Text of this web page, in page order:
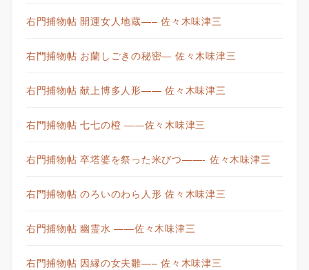
右門捕物帖 開運女人地蔵—– 佐々木味津三
右門捕物帖 お蘭しごきの秘密— 佐々木味津三
右門捕物帖 献上博多人形—— 佐々木味津三
右門捕物帖 七七の橙 ——佐々木味津三
右門捕物帖 卒塔婆を祭った米びつ——- 佐々木味津三
右門捕物帖 のろいのわら人形 佐々木味津三
右門捕物帖 幽霊水 ——佐々木味津三
右門捕物帖 因縁の女夫雛—– 佐々木味津三